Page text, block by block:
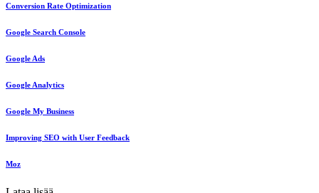
Conversion Rate Optimization
Google Search Console
Google Ads
Google Analytics
Google My Business
Improving SEO with User Feedback
Moz